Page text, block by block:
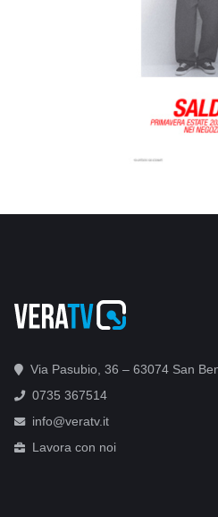
Via Pasubio, 36 – 63074 San
0735 367514
info@veratv.it
Lavora con noi